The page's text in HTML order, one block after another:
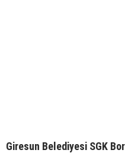
Giresun Belediyesi SGK